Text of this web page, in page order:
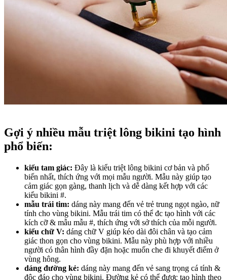
Gợi ý nhiều mẫu triệt lông bikini tạo hình
phổ biến:
kiểu tam giác: Đây là kiểu triệt lông bikini cơ bản và phổ
biến nhất, thích ứng với mọi mẫu người. Mẫu này giúp tạo
cảm giác gọn gàng, thanh lịch và dễ dàng kết hợp với các
kiểu bikini #.
mẫu trái tim: dáng này mang đến vẻ trẻ trung ngọt ngào, nữ
tính cho vùng bikini. Mẫu trái tim có thể đc tạo hình với các
kích cỡ & mẫu mẫu #, thích ứng với sở thích của mỗi người.
kiểu chữ V: dáng chữ V giúp kéo dài đôi chân và tạo cảm
giác thon gọn cho vùng bikini. Mẫu này phù hợp với nhiều
người có thân hình đầy đặn hoặc muốn che đi khuyết điểm ở
vùng hông.
dáng đường kẻ: dáng này mang đến vẻ sang trọng cá tính &
độc đáo cho vùng bikini. Đường kẻ có thể được tạo hình theo